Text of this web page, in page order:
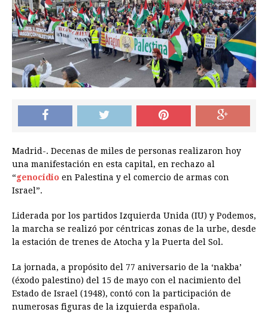
Madrid-. Decenas de miles de personas realizaron hoy
una manifestación en esta capital, en rechazo al
“genocidio en Palestina y el comercio de armas con
Israel”.
Liderada por los partidos Izquierda Unida (IU) y Podemos,
la marcha se realizó por céntricas zonas de la urbe, desde
la estación de trenes de Atocha y la Puerta del Sol.
La jornada, a propósito del 77 aniversario de la ‘nakba’
(éxodo palestino) del 15 de mayo con el nacimiento del
Estado de Israel (1948), contó con la participación de
numerosas figuras de la izquierda española.